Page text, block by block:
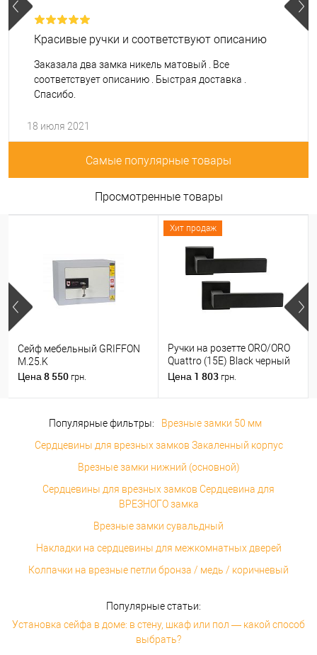
Красивые ручки и соответствуют описанию
Заказала два замка никель матовый . Все
соответствует описанию . Быстрая доставка .
Спасибо.
18 июля 2021
Самые популярные товары
Просмотренные товары
Сейф мебельный GRIFFON
M.25.K
Цена 8 550 грн.
Хит продаж
Ручки на розетте ORO/ORO
Quattro (15E) Black черный
матовый
Цена 1 803 грн.
Популярные фильтры:
Врезные замки 50 мм
Сердцевины для врезных замков Закаленный корпус
Врезные замки нижний (основной)
Сердцевины для врезных замков Сердцевина для
ВРЕЗНОГО замка
Врезные замки сувальдный
Накладки на сердцевины для межкомнатных дверей
Колпачки на врезные петли бронза / медь / коричневый
Популярные статьи:
Установка сейфа в доме: в стену, шкаф или пол — какой способ
выбрать?